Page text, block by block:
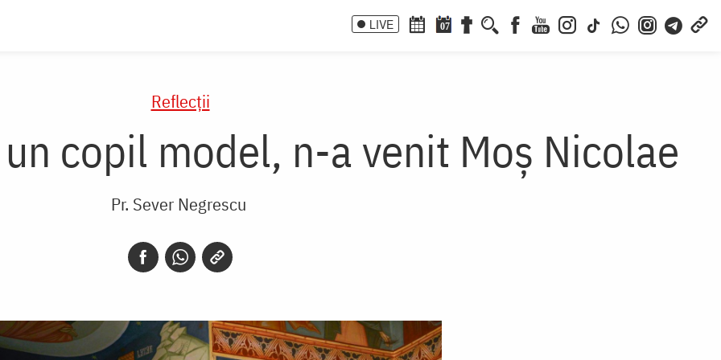
LIVE 07
Reflecții
copil model, n-a venit Moș Nicolae
Pr. Sever Negrescu